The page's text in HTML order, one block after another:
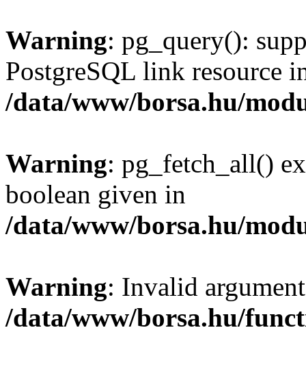
Warning: pg_query():
PostgreSQL link resource
/data/www/borsa.hu/
Warning: pg_fetch_all()
boolean given in
/data/www/borsa.hu/
Warning: Invalid
/data/www/borsa.hu/